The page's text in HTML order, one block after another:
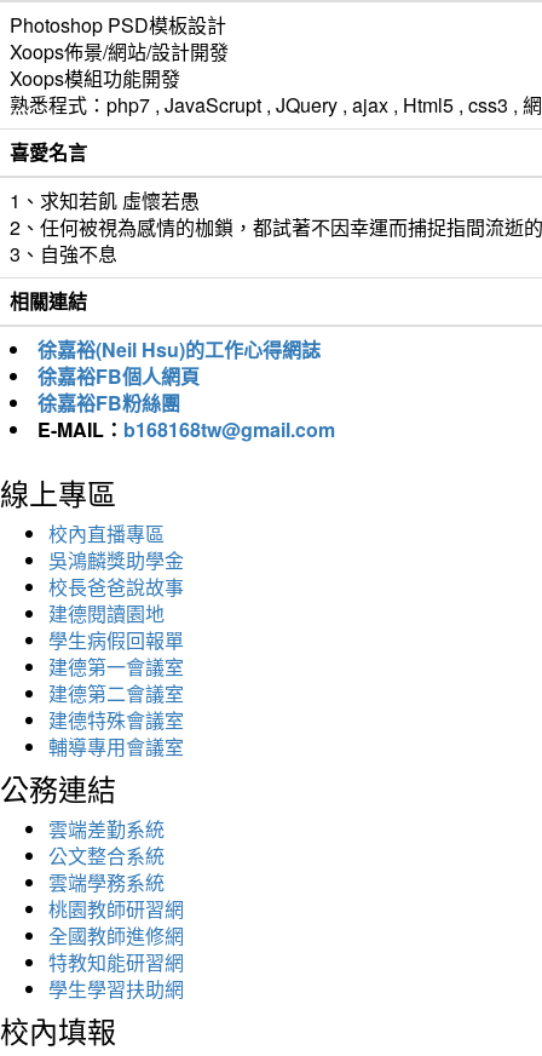
Photoshop PSD模板設計
Xoops佈景/網站/設計開發
Xoops模組功能開發
熟悉程式：php7 , JavaScrupt , JQuery , ajax , Html5 , css3 ,
喜愛名言
1、求知若飢 虛懷若愚
2、任何被視為感情的枷鎖，都試著不因幸運而捕捉指間流逝
3、自強不息
相關連結
徐嘉裕(Neil Hsu)的工作心得網誌
徐嘉裕FB個人網頁
徐嘉裕FB粉絲團
E-MAIL： b168168tw@gmail.com
線上專區
校內直播專區
吳鴻麟獎助學金
校長爸爸說故事
建德閱讀園地
學生病假回報單
建德第一會議室
建德第二會議室
建德特殊會議室
輔導專用會議室
公務連結
雲端差勤系統
公文整合系統
雲端學務系統
桃園教師研習網
全國教師進修網
特教知能研習網
學生學習扶助網
校內填報